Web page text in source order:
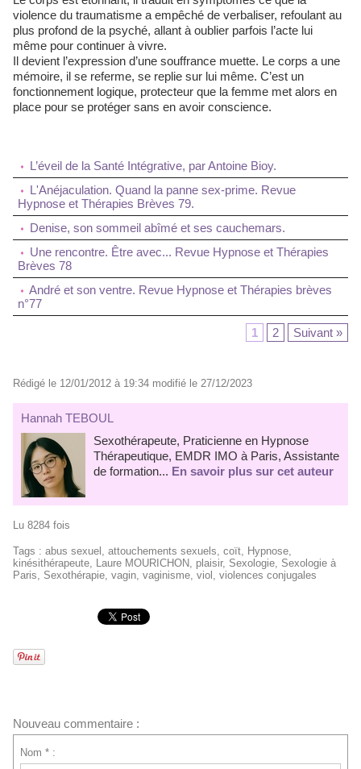
violence du traumatisme a empêché de verbaliser, refoulant au
plus profond de la psyché, allant à oublier parfois l’acte lui
même pour continuer à vivre.
Il devient l’expression d’une souffrance muette. Le corps a une
mémoire, il se referme, se replie sur lui même. C’est un
fonctionnement logique, protecteur que la femme met alors en
place pour se protéger sans en avoir conscience.
L’éveil de la Santé Intégrative, par Antoine Bioy.
L'Anéjaculation. Quand la panne sex-prime. Revue
Hypnose et Thérapies Brèves 79.
Denise, son sommeil abîmé et ses cauchemars.
Une rencontre. Être avec... Revue Hypnose et Thérapies
Brèves 78
André et son ventre. Revue Hypnose et Thérapies brèves
n°77
1 2 Suivant »
Rédigé le 12/01/2012 à 19:34 modifié le 27/12/2023
Hannah TEBOUL
Sexothérapeute, Praticienne en Hypnose
Thérapeutique, EMDR IMO à Paris, Assistante
de formation... En savoir plus sur cet auteur
Lu 8284 fois
Tags : abus sexuel , attouchements sexuels, coït, Hypnose,
kinésithérapeute, Laure MOURICHON, plaisir, Sexologie, Sexologie à
Paris, Sexothérapie, vagin, vaginisme, viol , violences conjugales
Nouveau commentaire :
Nom * :